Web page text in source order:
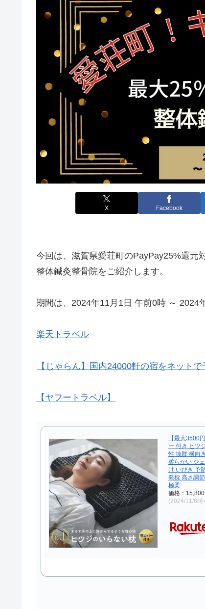
X Facebook
今回は、滋賀県愛荘町のPayPay25%還元
整体鍼灸整骨院をご紹介します。
期間は、2024年11月1日 午前0時 ～ 2024
楽天トラベル
【じゃらん】国内24000軒の宿をネット
【ヤフートラベル】
【最大3500
ー 付き ヒツ
性 抜群 横向
柔らかい ジ
け いびき 予
発枕 高さ調
極柔
価格：
(2024/11/8時